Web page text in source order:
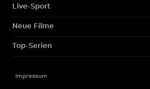
Live-Sport
Neue Filme
Top-Serien
Impressum